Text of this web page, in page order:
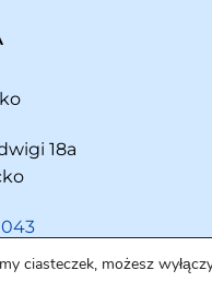
18a
043
ciasteczek, możesz